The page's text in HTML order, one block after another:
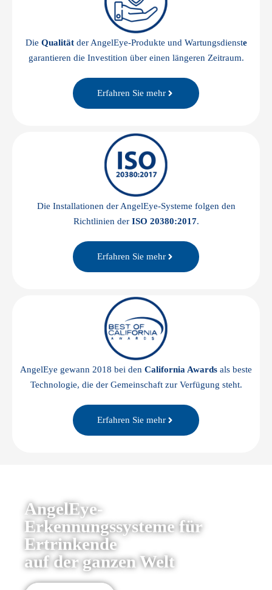
Die Qualität der AngelEye-Produkte und Wartungsdienste
garantieren die Investition über einen längeren Zeitraum.
Erfahren Sie mehr
Die Installationen der AngelEye-Systeme folgen den
Richtlinien der ISO 20380:2017.
Erfahren Sie mehr
AngelEye gewann 2018 bei den California Awards als beste
Technologie, die der Gemeinschaft zur Verfügung steht.
Erfahren Sie mehr
AngelEye-
Erkennungssysteme für
Ertrinkende
auf der ganzen Welt